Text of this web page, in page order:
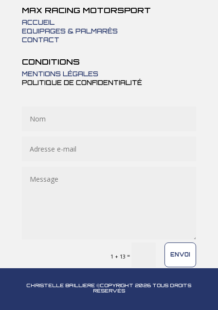
MAX RACING MOTORSPORT
ACCUEIL
EQUIPAGES & PALMARÈS
CONTACT
CONDITIONS
MENTIONS LÉGALES
POLITIQUE DE CONFIDENTIALITÉ
1 + 13 = ENVOI
CHRISTELLE BAILLIERE ©COPYRIGHT 2026 TOUS DROITS
RÉSERVÉS